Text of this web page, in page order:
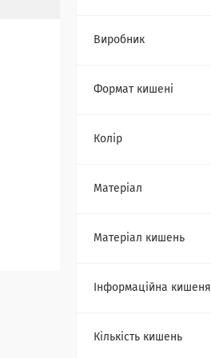
Виробник
Формат кишені
Колір
Матеріал
Матеріал кишень
Інформаційна кишеня
Кількість кишень